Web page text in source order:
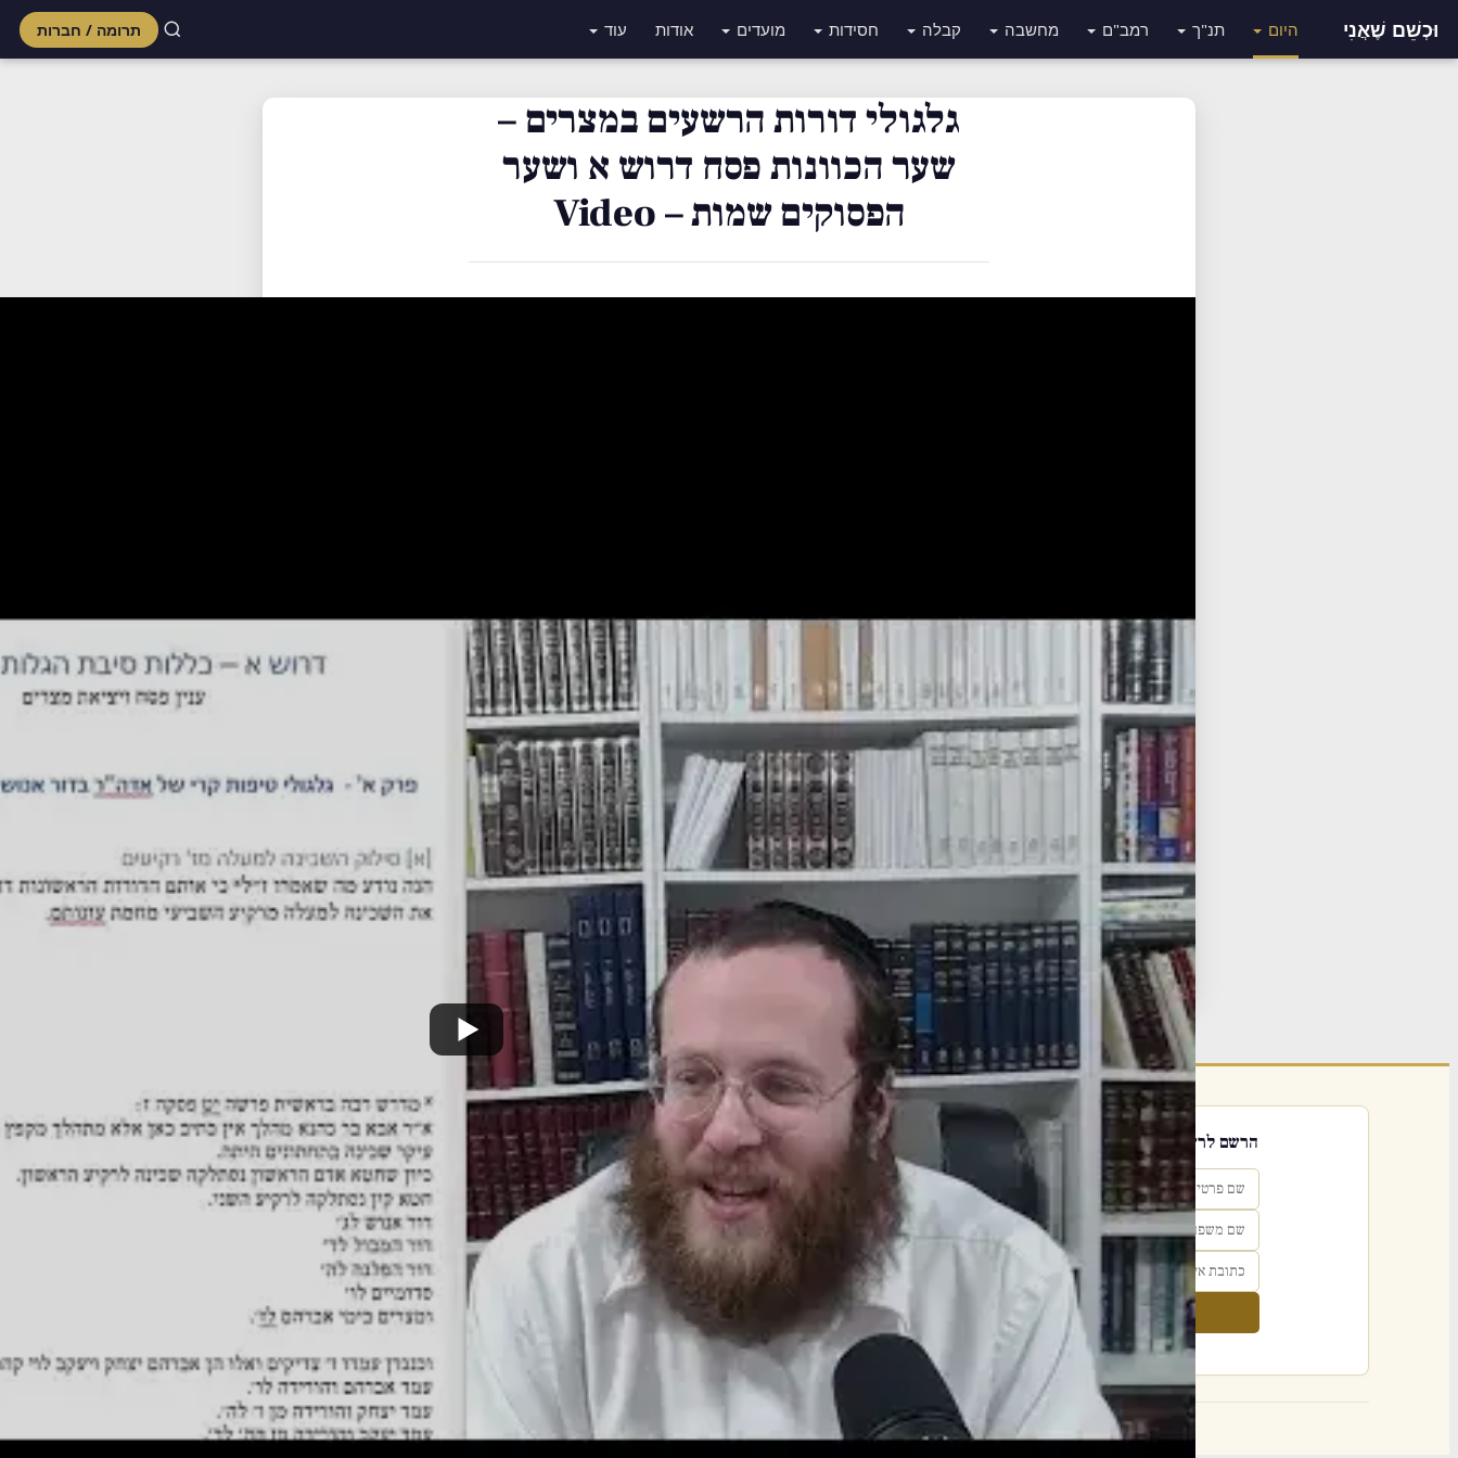
וּכְשֵׁם שֶׁאֲנִי היום תנ"ך רמב"ם מחשבה קבלה חסידות מועדים אודות עוד תרומה / חברות
גלגולי דורות הרשעים במצרים –
שער הכוונות פסח דרוש א ושער
הפסוקים שמות – Video
Post Type › Youtube
כתבי האריז"ל
שער הכוונות שער הכוונות - עברית ›
מועדים › פסח › שער הכוונות - עברית
פורסם: ה' ניסן ה'תשפ"ג ד' ניסן ה'תשפ"ו March 22, 2026
הרשם לרשימת אימייל שבועי
הרשם
תרומה
תמכו בהמשך הפצת שיעורים ותכנים
Donate
מצא אותנו בעוד מקומות